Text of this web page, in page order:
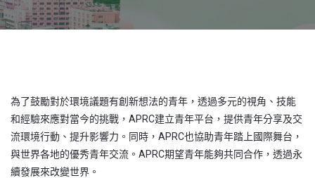
為了鼓勵對於環境議題有創新想法的青年，透過多元的視角、技能
和經驗來應對當今的挑戰，APRC建立青年平台，提供青年分享及交
流環境行動、提升影響力。同時，APRC也協助青年踏上國際舞台，
與世界各地的優秀青年交流。APRC期望青年能夠共同合作，透過永
續發展來改變世界。